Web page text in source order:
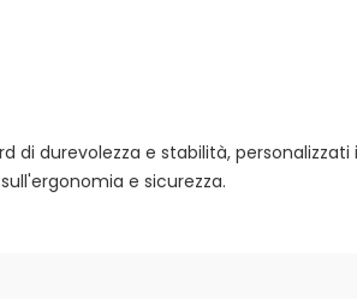
di durevolezza e stabilità, personalizzati
e sicurezza.